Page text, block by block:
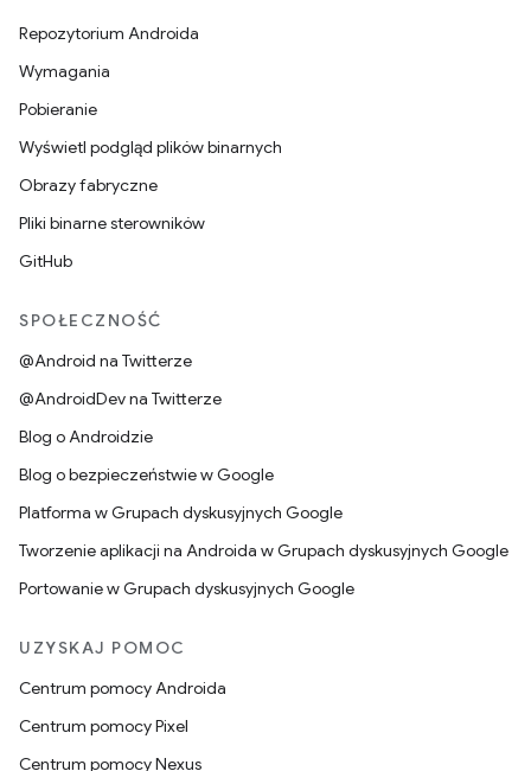
Repozytorium Androida
Wymagania
Pobieranie
Wyświetl podgląd plików binarnych
Obrazy fabryczne
Pliki binarne sterowników
GitHub
SPOŁECZNOŚĆ
@Android na Twitterze
@AndroidDev na Twitterze
Blog o Androidzie
Blog o bezpieczeństwie w Google
Platforma w Grupach dyskusyjnych Google
Tworzenie aplikacji na Androida w Grupach dyskusyjnych Google
Portowanie w Grupach dyskusyjnych Google
UZYSKAJ POMOC
Centrum pomocy Androida
Centrum pomocy Pixel
Centrum pomocy Nexus